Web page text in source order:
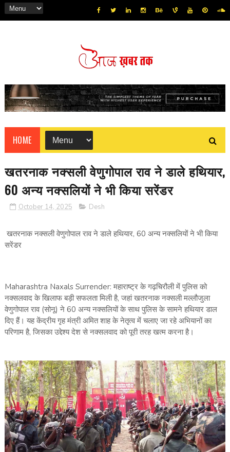
HOME
खतरनाक नक्सली वेणुगोपाल राव ने डाले हथियार,
60 अन्य नक्सलियों ने भी किया सरेंडर
October 14, 2025 Desh
खतरनाक नक्सली वेणुगोपाल राव ने डाले हथियार, 60 अन्य नक्सलियों ने भी किया
सरेंडर
Maharashtra Naxals Surrender: महाराष्ट्र के गढ़चिरौली में पुलिस को
नक्सलवाद के खिलाफ बड़ी सफलता मिली है, जहां खतरनाक नक्सली मल्लौजुला
वेणुगोपाल राव (सोनू) ने 60 अन्य नक्सलियों के साथ पुलिस के सामने हथियार डाल
दिए हैं। यह केंद्रीय गृह मंत्री अमित शाह के नेतृत्व में चलाए जा रहे अभियानों का
परिणाम है, जिसका उद्देश्य देश से नक्सलवाद को पूरी तरह खत्म करना है।